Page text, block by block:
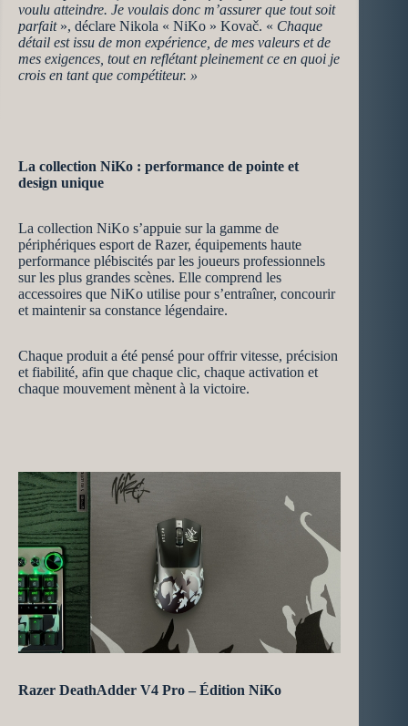
voulu atteindre. Je voulais donc m’assurer que tout soit
parfait », déclare Nikola « NiKo » Kovač. « Chaque
détail est issu de mon expérience, de mes valeurs et de
mes exigences, tout en reflétant pleinement ce en quoi je
crois en tant que compétiteur. »
La collection NiKo : performance de pointe et
design unique
La collection NiKo s’appuie sur la gamme de
périphériques esport de Razer, équipements haute
performance plébiscités par les joueurs professionnels
sur les plus grandes scènes. Elle comprend les
accessoires que NiKo utilise pour s’entraîner, concourir
et maintenir sa constance légendaire.
Chaque produit a été pensé pour offrir vitesse, précision
et fiabilité, afin que chaque clic, chaque activation et
chaque mouvement mènent à la victoire.
Razer DeathAdder V4 Pro – Édition NiKo